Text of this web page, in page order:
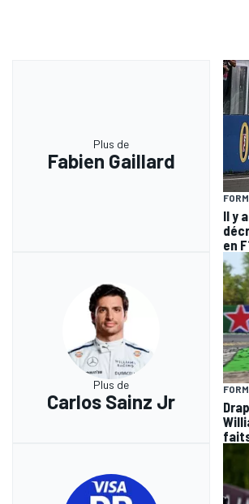
Plus de
Fabien Gaillard
Il y
en
Plus de
Carlos Sainz Jr